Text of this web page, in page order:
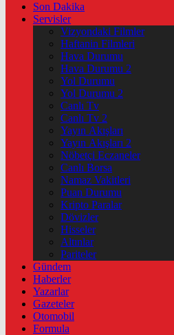
Son Dakika
Servisler
Vizyondaki Filmler
Haftanin Filmleri
Hava Durumu
Hava Durumu 2
Yol Durumu
Yol Durumu 2
Canlı Tv
Canlı Tv 2
Yayın Akışları
Yayın Akışları 2
Nöbetçi Eczaneler
Canlı Borsa
Namaz Vakitleri
Puan Durumu
Kripto Paralar
Dövizler
Hisseler
Altınlar
Pariteler
Gündem
Haberler
Yazarlar
Gazeteler
Otomobil
Formula